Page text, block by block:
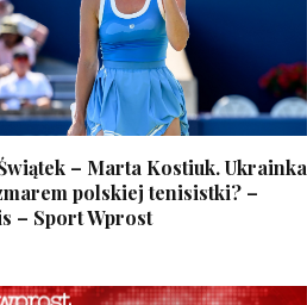
– Marta Kostiuk. Ukrainka
polskiej tenisistki? –
– Sport Wprost